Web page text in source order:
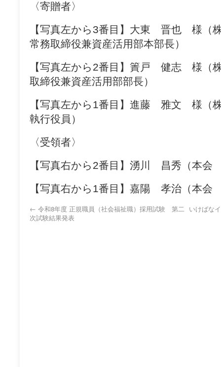
〈寄贈者〉
【写真左から3番目】大東 晋也 様
常務取締役兼資産活用部本部長）
【写真左から2番目】簀戸 健志 様
取締役兼資産活用部部長）
【写真左から1番目】進藤 雅文 様
執行役員）
〈受領者〉
【写真右から2番目】湧川 昌秀（本
【写真右から1番目】嘉陽 孝治（本会
← 令和8年度 正規職員（社会福祉職）採用試験 第二
次試験結果発表
いけばな